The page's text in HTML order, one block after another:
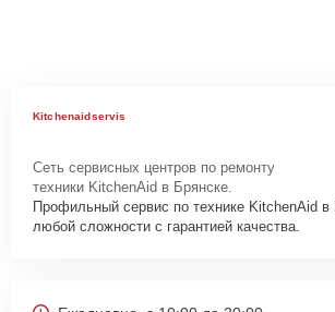
Kitchenaidservis
Сеть сервисных центров по ремонту
техники KitchenAid в Брянске.
Профильный сервис по технике KitchenAid в
любой сложности с гарантией качества.